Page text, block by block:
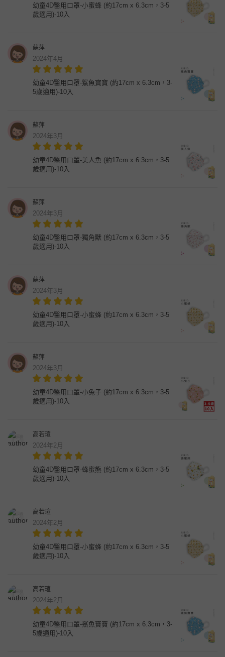
幼童4D醫用口罩-小蜜蜂 (約17cm x 6.3cm，3-5
歲適用)-10入
蘇萍
2024年4月
幼童4D醫用口罩-鯊魚寶寶 (約17cm x 6.3cm，3-
5歲適用)-10入
蘇萍
2024年3月
幼童4D醫用口罩-美人魚 (約17cm x 6.3cm，3-5
歲適用)-10入
蘇萍
2024年3月
幼童4D醫用口罩-獨角獸 (約17cm x 6.3cm，3-5
歲適用)-10入
蘇萍
2024年3月
幼童4D醫用口罩-小蜜蜂 (約17cm x 6.3cm，3-5
歲適用)-10入
蘇萍
2024年3月
幼童4D醫用口罩-小兔子 (約17cm x 6.3cm，3-5
歲適用)-10入
高若瑄
2024年2月
幼童4D醫用口罩-蜂蜜熊 (約17cm x 6.3cm，3-5
歲適用)-10入
高若瑄
2024年2月
幼童4D醫用口罩-小蜜蜂 (約17cm x 6.3cm，3-5
歲適用)-10入
高若瑄
2024年2月
幼童4D醫用口罩-鯊魚寶寶 (約17cm x 6.3cm，3-
5歲適用)-10入